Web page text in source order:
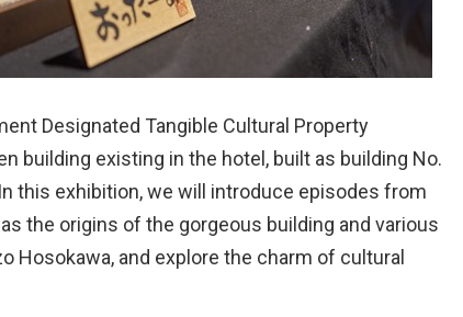
Designated Tangible Cultural Property
building existing in the hotel, built as building No.
this exhibition, we will introduce episodes from
the origins of the gorgeous building and various
Hosokawa, and explore the charm of cultural